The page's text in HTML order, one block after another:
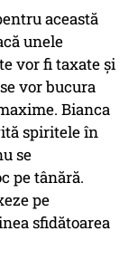
această
unele
vor fi taxate și
vor bucura
Bianca
spiritele în
se
pe tânără.
pe
sfidătoarea